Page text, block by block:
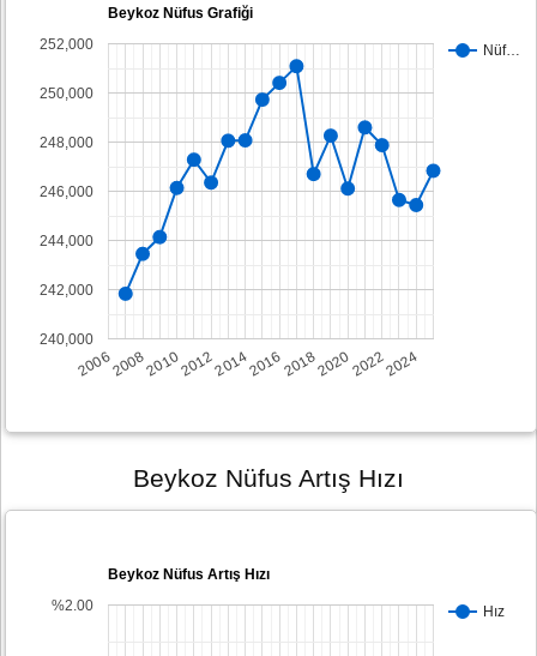
Beykoz Nüfus Grafiği
Nüf…
2006200820102012201420162018202020222024
240,000
242,000
244,000
246,000
248,000
250,000
252,000
Beykoz Nüfus Artış Hızı
Beykoz Nüfus Artış Hızı
Hız
%2.00